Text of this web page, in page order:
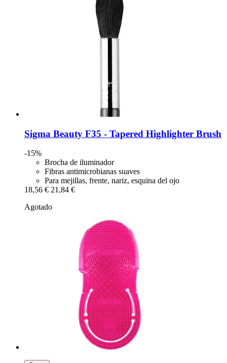
Sigma Beauty F35 -​ Tapered Highlighter Brush
-15%
Brocha de iluminador
Fibras antimicrobianas suaves
Para mejillas, frente, nariz, esquina del ojo
18,56 € 21,84 €
Agotado